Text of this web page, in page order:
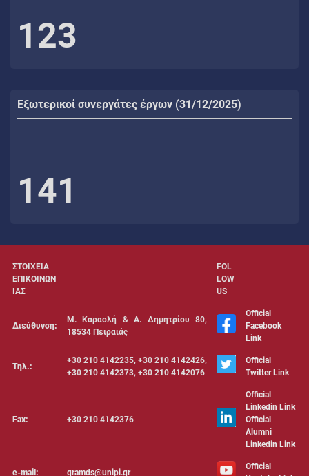
123
Εξωτερικοί συνεργάτες έργων (31/12/2025)
141
ΣΤΟΙΧΕΙΑ
ΕΠΙΚΟΙΝΩΝ
ΙΑΣ
FOL
LOW
US
Διεύθυνση:
Μ. Καραολή & Α. Δημητρίου 80,
18534 Πειραιάς
Official
Facebook
Link
Τηλ.:
+30 210 4142235, +30 210 4142426,
+30 210 4142373, +30 210 4142076
Official
Twitter Link
Fax: +30 210 4142376
Official
Linkedin Link
Official
Alumni
Linkedin Link
e-mail: gramds@unipi.gr
Official